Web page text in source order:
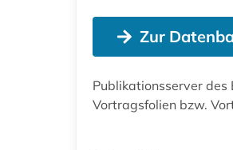
Zur
Publikationsserver des
Vortragsfolien bzw.